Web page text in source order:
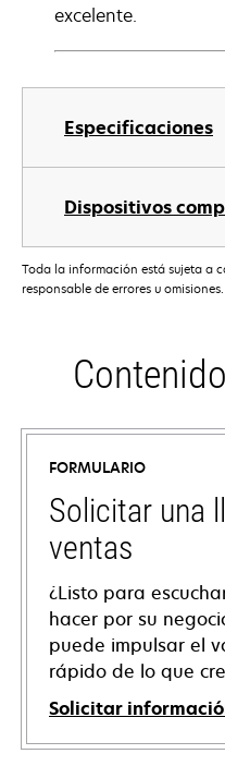
Especificaciones
Dispositivos
excelente.
Toda la información está sujeta a
responsable de errores u omisiones.
FORMULARIO
Solicitar una
ventas
¿Listo para
hacer por su
puede impulsar el
rápido de lo que
Solicitar